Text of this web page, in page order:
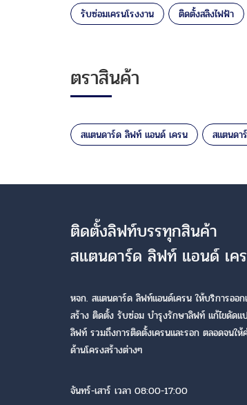
รับซ่อมเครนโรงงาน ติดตั้งสลิงไฟฟ้า
ตราสินค้า
สแตนดาร์ด ลิฟท์ แอนด์ เครน สแตนดา
ติดตั้งลิฟท์บรรทุกสินค้า
สแตนดาร์ด ลิฟท์ แอนด์ เค
หจก. สแตนดาร์ด ลิฟท์แอนด์เครน ให้บริการออ
สร้าง ติดตั้ง รับซ่อม บำรุงรักษาลิฟท์ แก้ไขดัดแ
ลิฟท์ รวมถึงการติดตั้งเครนและรอก ตลอดจนให้
ด้านโครงสร้างต่างๆ
จันทร์-เสาร์ เวลา 08:00-17:00